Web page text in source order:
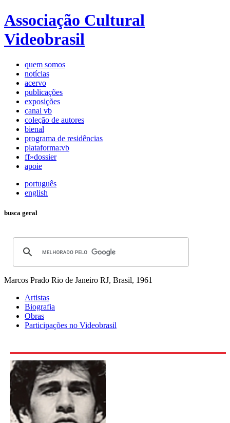
Associação Cultural
Videobrasil
quem somos
notícias
acervo
publicações
exposições
canal vb
coleção de autores
bienal
programa de residências
plataforma:vb
ff»dossier
apoie
português
english
busca geral
Marcos Prado Rio de Janeiro RJ, Brasil, 1961
Artistas
Biografia
Obras
Participações no Videobrasil